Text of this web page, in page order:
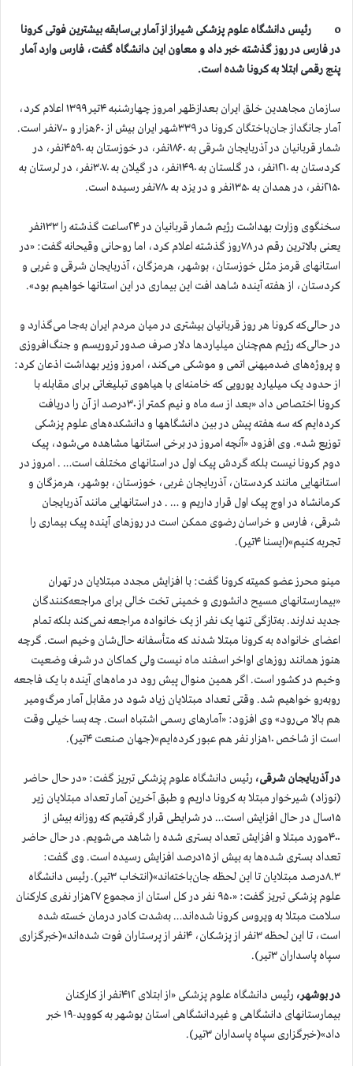
o رئیس دانشگاه علوم پزشکی شیراز از آمار بی‌سابقه بیشترین فوتی کرونا
در فارس در روز گذشته خبر داد و معاون این دانشگاه گفت، فارس وارد آمار
پنج رقمی ابتلا به کرونا شده است.
سازمان مجاهدین خلق ایران بعدازظهر امروز چهارشنبه ۴تیر ۱۳۹۹ اعلام کرد،
آمار جانگداز جان‌باختگان کرونا در ۳۳۹شهر ایران بیش از ۶۰هزار و ۷۰۰نفر است.
شمار قربانیان در آذربایجان شرقی به ۱۸۶۰نفر، در خوزستان به ۴۵۹۰نفر، در
کردستان به ۱۲۱۰نفر، در گلستان به ۱۴۹۰نفر، در گیلان به ۳۰۷۰نفر، در لرستان به
۲۱۵۰نفر، در همدان به ۱۳۵۰نفر و در یزد به ۷۸۰نفر رسیده است.
سخنگوی وزارت بهداشت رژیم شمار قربانیان در ۲۴ساعت گذشته را ۱۳۳نفر
یعنی بالاترین رقم در ۷۸روز گذشته اعلام کرد، اما روحانی وقیحانه گفت: «در
استانهای قرمز مثل خوزستان، بوشهر، هرمزگان، آذربایجان شرقی و غربی و
کردستان، از هفته آینده شاهد افت این بیماری در این استانها خواهیم بود».
در حالی‌که کرونا هر روز قربانیان بیشتری در میان مردم ایران به‌جا می‌گذارد و
در حالی‌که رژیم هم‌چنان میلیاردها دلار صرف صدور تروریسم و جنگ‌افروزی
و پروژه‌های ضدمیهنی اتمی و موشکی می‌کند، امروز وزیر بهداشت اذعان کرد:
از حدود یک میلیارد یورویی که خامنه‌ای با هیاهوی تبلیغاتی برای مقابله با
کرونا اختصاص داد «بعد از سه ماه و نیم کمتر از ۳۰درصد از آن را دریافت
کرده‌ایم که سه هفته پیش در بین دانشگاهها و دانشکده‌های علوم پزشکی
توزیع شد». وی افزود «آنچه امروز در برخی استانها مشاهده می‌شود، پیک
دوم کرونا نیست بلکه گردش پیک اول در استانهای مختلف است… . امروز در
استانهایی مانند کردستان، آذربایجان غربی، خوزستان، بوشهر، هرمزگان و
کرمانشاه در اوج پیک اول قرار داریم و … . در استانهایی مانند آذربایجان
شرقی، فارس و خراسان رضوی ممکن است در روزهای آینده پیک بیماری را
تجربه کنیم»(ایسنا ۴تیر).
مینو محرز عضو کمیته کرونا گفت: با افزایش مجدد مبتلایان در تهران
«بیمارستانهای مسیح ‌دانشوری و خمینی تخت خالی برای مراجعه‌کنندگان
جدید ندارند. به‌تازگی تنها یک نفر از یک خانواده مراجعه نمی‌کند بلکه تمام
اعضای خانواده به کرونا مبتلا شدند که متأسفانه حال‌شان وخیم است. گرچه
هنوز همانند روزهای اواخر اسفند ماه نیست ولی کماکان در شرف وضعیت
وخیم در کشور است. اگر همین منوال پیش رود در ماه‌های آینده با یک فاجعه
روبه‌رو خواهیم شد. وقتی تعداد مبتلایان زیاد شود در مقابل آمار مرگ‌ومیر
هم بالا می‌رود» وی افزود: «آمارهای رسمی اشتباه است. چه بسا خیلی وقت
است از شاخص ۱۰هزار نفر هم عبور کرده‌ایم»(جهان صنعت ۴تیر).
در آذربایجان شرقی، رئیس دانشگاه علوم پزشکی تبریز گفت: «در حال حاضر
(نوزاد) شیرخوار مبتلا به کرونا داریم و طبق آخرین آمار تعداد مبتلایان زیر
۱۵سال در حال افزایش است… در شرایطی قرار گرفتیم که روزانه بیش از
۴۰۰مورد مبتلا و افزایش تعداد بستری شده را شاهد می‌شویم. در حال حاضر
تعداد بستری شده‌ها به بیش از ۱۵درصد افزایش رسیده است. وی گفت:
۸.۳درصد مبتلایان تا این لحظه جان‌باخته‌اند»(انتخاب ۳تیر). رئیس دانشگاه
علوم پزشکی تبریز گفت: «۹۵۰ نفر در کل استان از مجموع ۲۷هزار نفری کارکنان
سلامت مبتلا به ویروس کرونا شده‌اند… به‌شدت کادر درمان خسته شده
است، تا این لحظه ۳نفر از پزشکان، ۴نفر از پرستاران فوت شده‌اند»(خبرگزاری
سپاه پاسداران ۳تیر).
در بوشهر،
رئیس دانشگاه علوم پزشکی «از ابتلای ۴۱۲نفر از کارکنان
بیمارستانهای دانشگاهی و غیردانشگاهی استان بوشهر به کووید-۱۹ خبر
داد»(خبرگزاری سپاه پاسداران ۳تیر).